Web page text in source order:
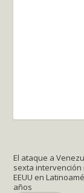
El ataque a
sexta intervención
EEUU en
años